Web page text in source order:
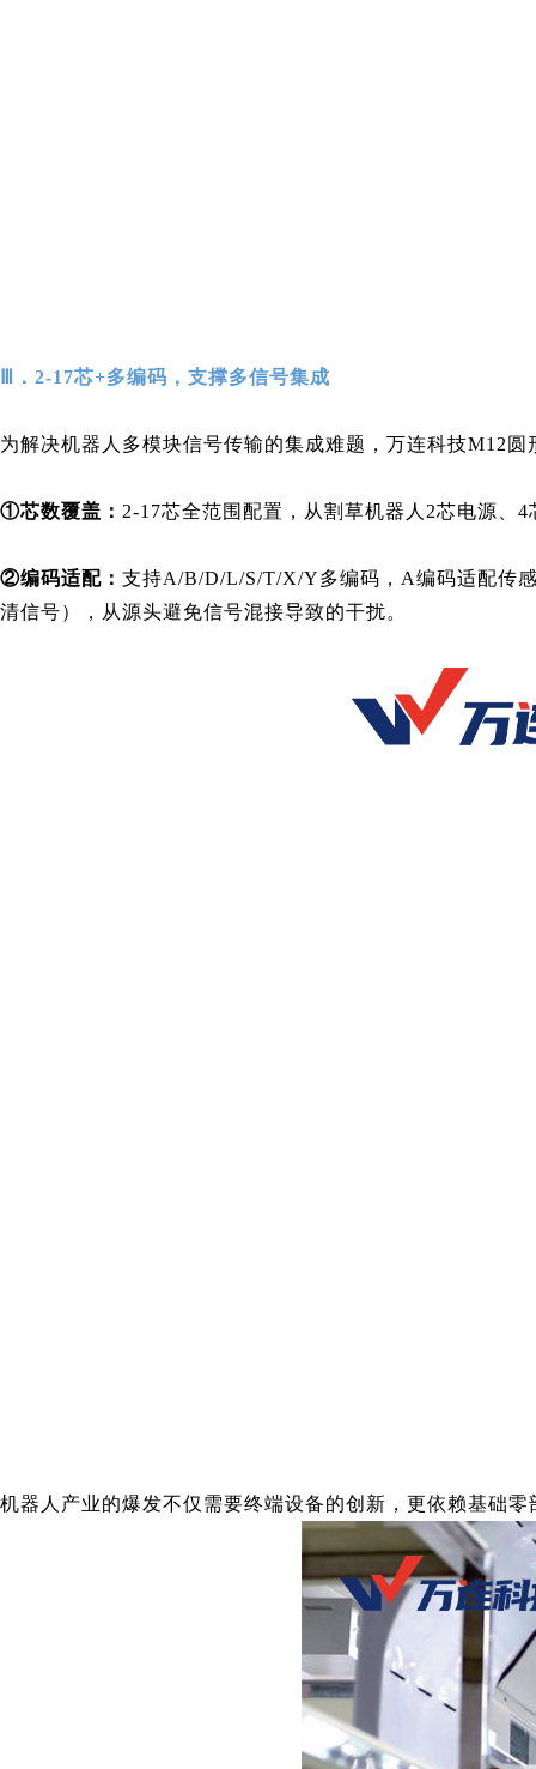
Ⅲ．2-17芯+多编码，支撑多信号集成
为解决机器人多模块信号传输的集成难题， 万连科技M12圆
①芯数覆盖： 2-17芯全范围配置，从割草机器人2芯电源、
②编码适配： 支持A/B/D/L/S/T/X/Y多编码，A编码适配传
清信号），从源头避免信号混接导致的干扰。
机器人产业的爆发不仅需要终端设备的创新，更依赖基础